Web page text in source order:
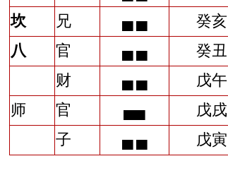
坎
兄 ▄ ▄
癸亥
八
官 ▄ ▄ 癸丑
财
▄ ▄ 戊午
师
官 ▄▄
戊戌
子
▄ ▄ 戊寅